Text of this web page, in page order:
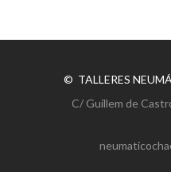
© TALLERES
C/ Guillem de